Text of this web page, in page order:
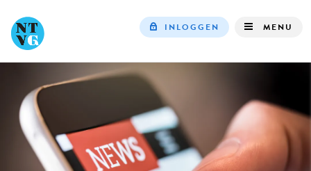
INLOGGEN MENU